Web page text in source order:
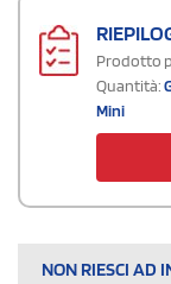
Prodotto
Quantità:
Mini
NON RIESCI AD